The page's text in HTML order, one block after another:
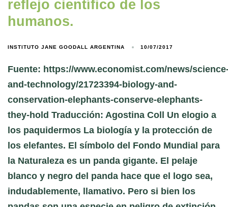
reflejo científico de los
humanos.
INSTITUTO JANE GOODALL ARGENTINA 10/07/2017
Fuente: https://www.economist.com/news/
and-technology/21723394-biology-and-
conservation-elephants-conserve-elephants-
they-hold Traducción: Agostina Coll Un elogio a
los paquidermos La biología y la protección de
los elefantes. El símbolo del Fondo Mundial para
la Naturaleza es un panda gigante. El pelaje
blanco y negro del panda hace que el logo sea,
indudablemente, llamativo. Pero si bien los